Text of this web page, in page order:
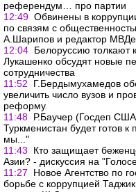
референдум… про партии
12:49 Обвинены в
по связям с
А.Шарипов и редактор
12:04 Белоруссию
Лукашенко обсудят новые
сотрудничества
11:52
Г.Бердымухамедов
увеличить число вузов и
реформу
11:48 Р.Баучер (Госдеп
Туркменистан будет готов к
мы..."
11:43
Кто защищает
Азии? - дискуссия на
11:27
Новое Агентство по
борьбе с коррупцией